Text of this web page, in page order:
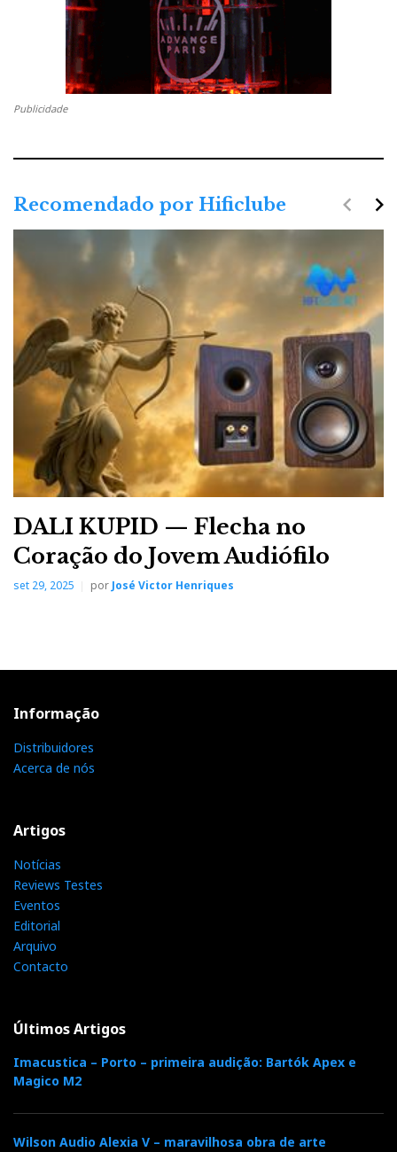
Publicidade
Recomendado por Hificlube
DALI KUPID — Flecha no
Coração do Jovem Audiófilo
set 29, 2025 por José Victor Henriques
navigate_next
navigate_before
Informação
Distribuidores
Acerca de nós
Artigos
Notícias
Reviews Testes
Eventos
Editorial
Arquivo
Contacto
Últimos Artigos
Imacustica – Porto – primeira audição: Bartók Apex e
Magico M2
Wilson Audio Alexia V – maravilhosa obra de arte